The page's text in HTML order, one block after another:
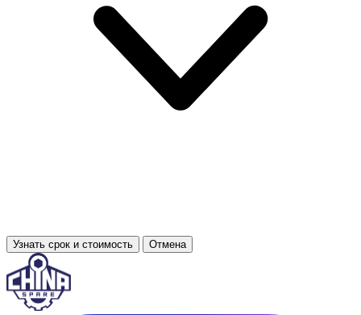
Узнать срок и стоимость Отмена